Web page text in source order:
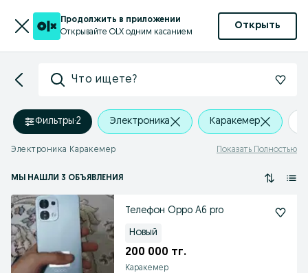
Продолжить в приложении
Открывайте OLX одним касанием
Открыть
Что ищете?
Фильтры·2 Электроника Каракемер
Электроника Каракемер Показать Полностью
МЫ НАШЛИ 3 ОБЪЯВЛЕНИЯ
Телефон Oppo A6 pro
Новый
200 000 тг.
Каракемер